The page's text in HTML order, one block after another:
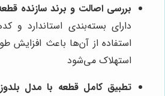
بررسی اصالت و برند سازنده
دارای بسته‌بندی استاندارد
استفاده از آن‌ها باعث
استهلاک می‌شود
تطبیق کامل قطعه با مدل